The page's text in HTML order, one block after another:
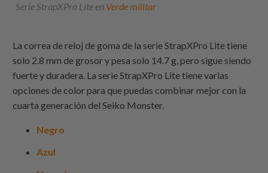
Serie StrapXPro Lite en Verde militar
La correa de reloj de goma de la serie StrapXPro Lite tiene
solo 2.8 mm de grosor y pesa solo 14.7 g, pero sigue siendo
fuerte y duradera. La serie StrapXPro Lite tiene varias
opciones de color para que puedas combinar mejor con la
cuarta generación del Seiko Monster.
Negro
Azul